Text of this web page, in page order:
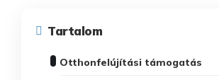
Tartalom
Otthonfelújítási támogatás